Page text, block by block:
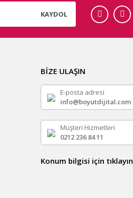
KAYDOL
BİZE ULAŞIN
E-posta adresi
info@boyutdijital.com
Müşteri Hizmetleri
0212 236 84 11
Konum bilgisi için tıklayın